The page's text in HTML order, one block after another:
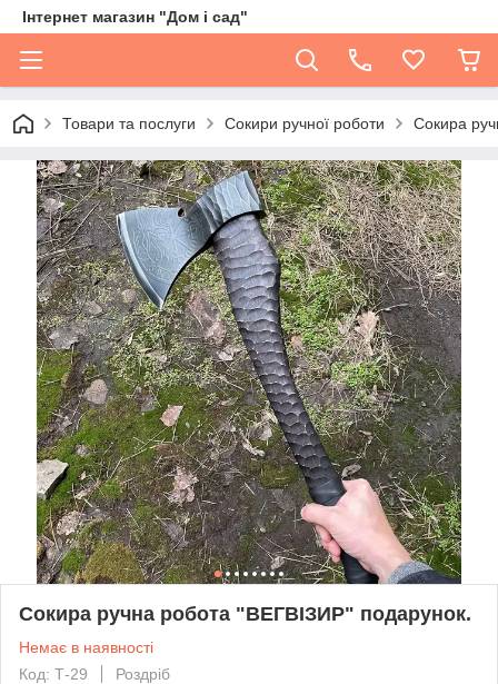
Інтернет магазин "Дом і сад"
Товари та послуги Сокири ручної роботи Сокира
Сокира ручна робота "ВЕГВІЗИР" подарунок.
Немає в наявності
Код: Т-29
Роздріб